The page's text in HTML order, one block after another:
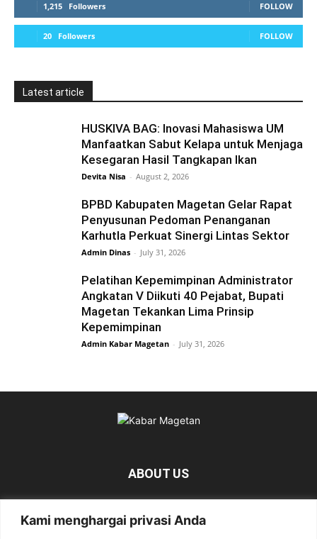
Kami menghargai privasi Anda
1,215 Followers FOLLOW
20 Followers FOLLOW
Latest article
HUSKIVA BAG: Inovasi Mahasiswa UM
Manfaatkan Sabut Kelapa untuk Menjaga
Kesegaran Hasil Tangkapan Ikan
Devita Nisa - August 2, 2026
BPBD Kabupaten Magetan Gelar Rapat
Penyusunan Pedoman Penanganan
Karhutla Perkuat Sinergi Lintas Sektor
Admin Dinas - July 31, 2026
Pelatihan Kepemimpinan Administrator
Angkatan V Diikuti 40 Pejabat, Bupati
Magetan Tekankan Lima Prinsip
Kepemimpinan
Admin Kabar Magetan - July 31, 2026
ABOUT US
berita tentang Magetan yang bersumber dari berbagai